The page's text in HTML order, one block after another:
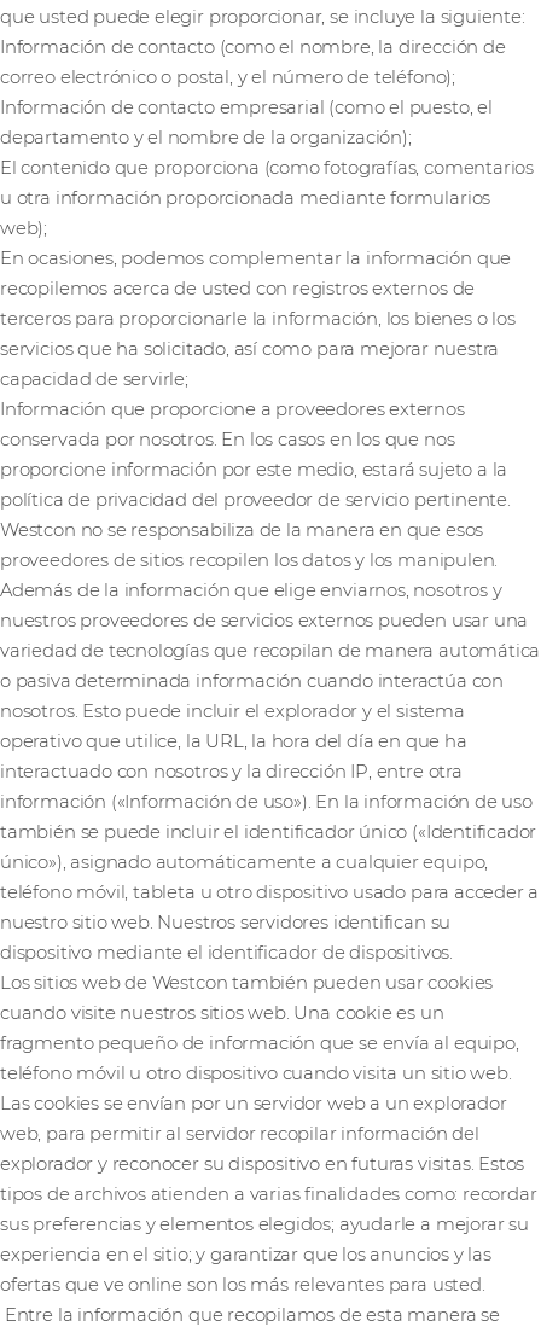
que usted puede elegir proporcionar, se incluye la siguiente:
Información de contacto (como el nombre, la dirección de
correo electrónico o postal, y el número de teléfono);
Información de contacto empresarial (como el puesto, el
departamento y el nombre de la organización);
El contenido que proporciona (como fotografías, comentarios
u otra información proporcionada mediante formularios
web);
En ocasiones, podemos complementar la información que
recopilemos acerca de usted con registros externos de
terceros para proporcionarle la información, los bienes o los
servicios que ha solicitado, así como para mejorar nuestra
capacidad de servirle;
Información que proporcione a proveedores externos
conservada por nosotros. En los casos en los que nos
proporcione información por este medio, estará sujeto a la
política de privacidad del proveedor de servicio pertinente.
Westcon no se responsabiliza de la manera en que esos
proveedores de sitios recopilen los datos y los manipulen.
Además de la información que elige enviarnos, nosotros y
nuestros proveedores de servicios externos pueden usar una
variedad de tecnologías que recopilan de manera automática
o pasiva determinada información cuando interactúa con
nosotros. Esto puede incluir el explorador y el sistema
operativo que utilice, la URL, la hora del día en que ha
interactuado con nosotros y la dirección IP, entre otra
información («Información de uso»). En la información de uso
también se puede incluir el identificador único («Identificador
único»), asignado automáticamente a cualquier equipo,
teléfono móvil, tableta u otro dispositivo usado para acceder a
nuestro sitio web. Nuestros servidores identifican su
dispositivo mediante el identificador de dispositivos.
Los sitios web de Westcon también pueden usar cookies
cuando visite nuestros sitios web. Una cookie es un
fragmento pequeño de información que se envía al equipo,
teléfono móvil u otro dispositivo cuando visita un sitio web.
Las cookies se envían por un servidor web a un explorador
web, para permitir al servidor recopilar información del
explorador y reconocer su dispositivo en futuras visitas. Estos
tipos de archivos atienden a varias finalidades como: recordar
sus preferencias y elementos elegidos; ayudarle a mejorar su
experiencia en el sitio; y garantizar que los anuncios y las
ofertas que ve online son los más relevantes para usted.
Entre la información que recopilamos de esta manera se